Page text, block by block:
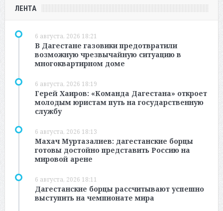
ЛЕНТА
6 августа, 2026 18:21
В Дагестане газовики предотвратили
возможную чрезвычайную ситуацию в
многоквартирном доме
6 августа, 2026 18:19
Герей Хаиров: «Команда Дагестана» откроет
молодым юристам путь на государственную
службу
6 августа, 2026 18:13
Махач Муртазалиев: дагестанские борцы
готовы достойно представить Россию на
мировой арене
6 августа, 2026 18:11
Дагестанские борцы рассчитывают успешно
выступить на чемпионате мира